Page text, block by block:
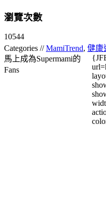
瀏覽次數
10544
Categories //MamiTrend, 健康
馬上成為Supermami的
Fans